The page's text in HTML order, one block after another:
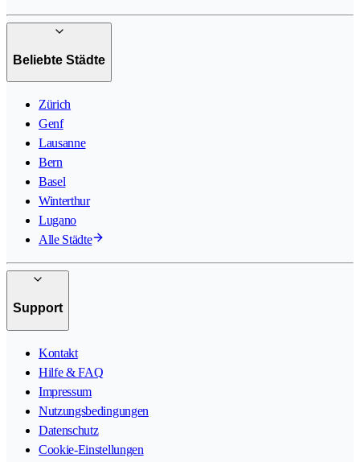
Beliebte Städte
Zürich
Genf
Lausanne
Bern
Basel
Winterthur
Lugano
Alle Städte
Support
Kontakt
Hilfe & FAQ
Impressum
Nutzungsbedingungen
Datenschutz
Cookie-Einstellungen